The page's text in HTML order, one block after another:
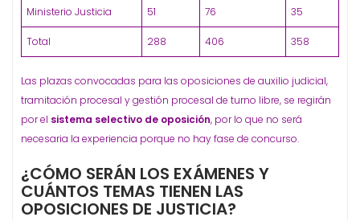
Ministerio Justicia 51 76 35
Total 288 406 358
Las plazas convocadas para las oposiciones de auxilio judicial,
tramitación procesal y gestión procesal de turno libre, se regirán
por el sistema selectivo de oposición, por lo que no será
necesaria la experiencia porque no hay fase de concurso.
¿CÓMO SERÁN LOS EXÁMENES Y
CUÁNTOS TEMAS TIENEN LAS
OPOSICIONES DE JUSTICIA?